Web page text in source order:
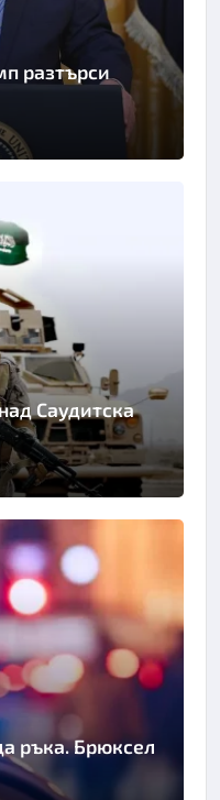
разтърси
Саудитска
ръка. Брюксел